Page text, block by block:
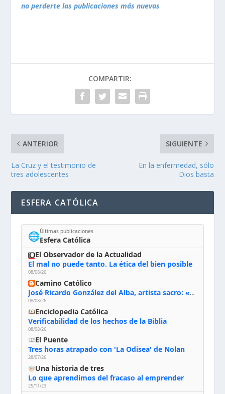
no perderte las publicaciones más nuevas
COMPARTIR:
ANTERIOR
La Cruz y el testimonio de
tres adolescentes
SIGUIENTE
En la enfermedad, sólo
Dios basta
ESFERA CATÓLICA
🌐Últimas publicaciones
Esfera Católica
El Observador de la Actualidad
El mal no puede tanto. La ética del bien posible
08/08/26
Camino Católico
José Ricardo González del Alba, artista sacro: «Yo oro, hablo con Dios, le pido al Espíritu Santo su inspiración y siempre pinto rezando el rosario para que sea Él quien actúe a través de mis manos»
08/08/26
Enciclopedia Católica
Verificabilidad de los hechos de la Biblia
08/08/26
El Puente
Tres horas atrapado con 'La Odisea' de Nolan
28/07/26
Una historia de tres
Lo que aprendimos del fracaso al emprender
25/11/23